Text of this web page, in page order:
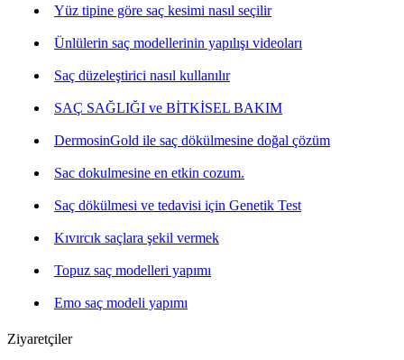
Yüz tipine göre saç kesimi nasıl seçilir
Ünlülerin saç modellerinin yapılışı videoları
Saç düzeleştirici nasıl kullanılır
SAÇ SAĞLIĞI ve BİTKİSEL BAKIM
DermosinGold ile saç dökülmesine doğal çözüm
Sac dokulmesine en etkin cozum.
Saç dökülmesi ve tedavisi için Genetik Test
Kıvırcık saçlara şekil vermek
Topuz saç modelleri yapımı
Emo saç modeli yapımı
Ziyaretçiler